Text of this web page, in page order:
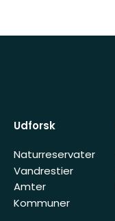
Udforsk
Naturreservater
Vandrestier
Amter
Kommuner